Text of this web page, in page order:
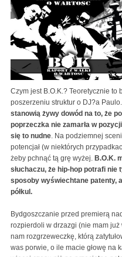
Czym jest B.O.K.? Teoretycznie to
poszerzeniu struktur o DJ?a Paulo.
stanowią żywy dowód na to, że
poprzeczka nie zamarła w
się to nudne . Na podziemnej
potencjał (w niektórych
żeby pchnąć tą grę wyżej. B.O.K.
słuchaczu, że hip-hop potrafi
sposoby wyświechtane patenty,
półkul.
Bydgoszczanie przed premierą
rozpierdoli w drzazgi (nie mam
nam rozgrzeweczkę, którą
was porwie, o ile macie głowę na